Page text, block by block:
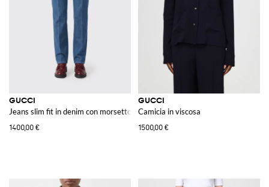
GUCCI
Jeans slim fit in denim con morsetto
1400,00 €
GUCCI
Camicia in viscosa
1500,00 €